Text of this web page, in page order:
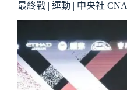
最終戰 | 運動 | 中央社 CNA